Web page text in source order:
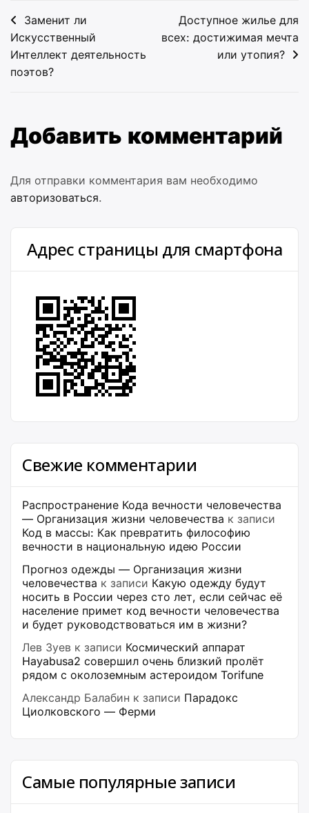
Навигация
по
записям
Заменит ли
Искусственный
Интеллект деятельность
поэтов?
Доступное жилье для
всех: достижимая мечта
или утопия?
Добавить комментарий
Для отправки комментария вам необходимо
авторизоваться.
Адрес страницы для смартфона
Свежие комментарии
Распространение Кода вечности человечества
— Организация жизни человечества к записи
Код в массы: Как превратить философию
вечности в национальную идею России
Прогноз одежды — Организация жизни
человечества к записи Какую одежду будут
носить в России через сто лет, если сейчас её
население примет код вечности человечества
и будет руководствоваться им в жизни?
Лев Зуев к записи Космический аппарат
Hayabusa2 совершил очень близкий пролёт
рядом с околоземным астероидом Torifune
Александр Балабин к записи Парадокс
Циолковского — Ферми
Самые популярные записи